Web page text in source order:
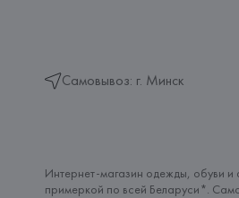
Самовывоз: г. Минск
Интернет-магазин одежды, обуви и
примеркой по всей Беларуси*.